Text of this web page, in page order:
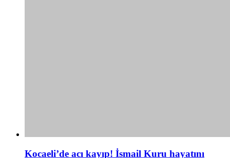
Kocaeli’de acı kayıp! İsmail Kuru hayatını